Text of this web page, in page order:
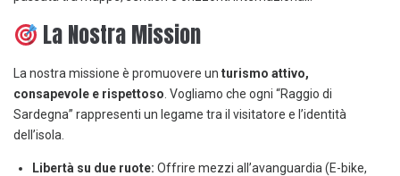
La Nostra Mission
La nostra missione è promuovere un turismo attivo,
consapevole e rispettoso . Vogliamo che ogni “Raggio di
Sardegna” rappresenti un legame tra il visitatore e l’identità
dell’isola.
Libertà su due ruote: Offrire mezzi all’avanguardia (E-bike,